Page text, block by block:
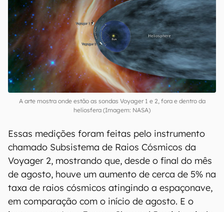
A arte mostra onde estão as sondas Voyager 1 e 2, fora e dentro da
heliosfera (Imagem: NASA)
Essas medições foram feitas pelo instrumento
chamado Subsistema de Raios Cósmicos da
Voyager 2, mostrando que, desde o final do mês
de agosto, houve um aumento de cerca de 5% na
taxa de raios cósmicos atingindo a espaçonave,
em comparação com o início de agosto. E o